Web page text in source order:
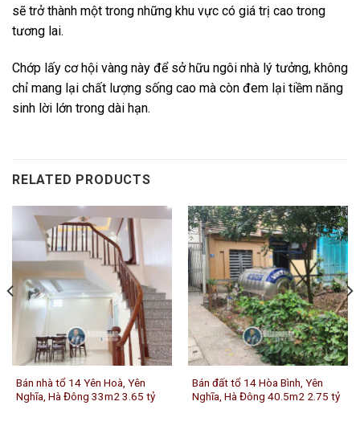
sẽ trở thành một trong những khu vực có giá trị cao trong
tương lai.
Chớp lấy cơ hội vàng này để sở hữu ngôi nhà lý tưởng, không
chỉ mang lại chất lượng sống cao mà còn đem lại tiềm năng
sinh lời lớn trong dài hạn.
RELATED PRODUCTS
Bán nhà tổ 14 Yên Hoà, Yên
Nghĩa, Hà Đông 33m2 3.65 tỷ
Bán đất tổ 14 Hòa Bình, Yên
Nghĩa, Hà Đông 40.5m2 2.75 tỷ